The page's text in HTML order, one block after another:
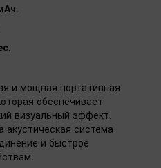
.
.
и мощная портативная
обеспечивает
визуальный эффект.
акустическая система
и быстрое